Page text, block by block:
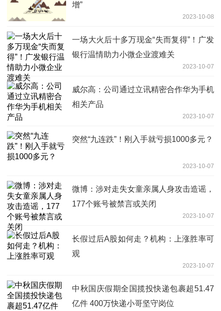
增”
2023-10-08
一场大火后十多万现金“失而复得”！广发
银行温情助力小微企业渡难关
2023-10-07
威尔高：公司通过立讯精密合作华为手机
相关产品
2023-10-07
突然“九连跌”！刚入手就亏损1000多元？
2023-10-07
微博：涉对走失女童亲属人身攻击造谣，
177个账号被禁言或关闭
2023-10-07
长假过后A股如何走？机构：上涨胜率可
观
2023-10-07
中秋国庆假期全国揽投快递包裹超51.47
亿件 400万快递小哥坚守岗位